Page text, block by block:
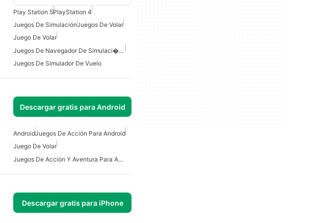
Play Station 5PlayStation 4
Juegos De SimulaciónJuegos De Volar
Juego De Volar
Juegos De Navegador De Simulaci�n De Vuelo Gratis
Juegos De Simulador De Vuelo
Descargar gratis para Android
AndroidJuegos De Acción Para Android
Juego De Volar
Juegos De Acción Y Aventura Para Android
Descargar gratis para iPhone